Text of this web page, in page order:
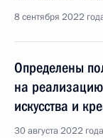
8 сентября 2022
Определены
на реализацию
искусства и
30 августа 2022